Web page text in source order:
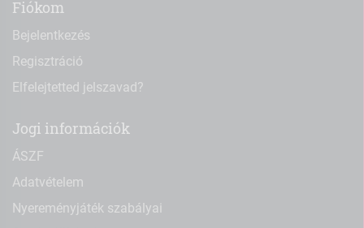
Fiókom
Bejelentkezés
Regisztráció
Elfelejtetted jelszavad?
Jogi információk
ÁSZF
Adatvételem
Nyereményjáték szabályai